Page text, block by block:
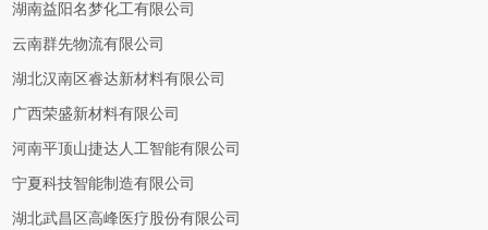
湖南益阳名梦化工有限公司
云南群先物流有限公司
湖北汉南区睿达新材料有限公司
广西荣盛新材料有限公司
河南平顶山捷达人工智能有限公司
宁夏科技智能制造有限公司
湖北武昌区高峰医疗股份有限公司